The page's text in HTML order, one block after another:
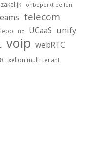
onbeperkt bellen
telecom
uc UCaaS unify
voip webRTC
xelion multi tenant